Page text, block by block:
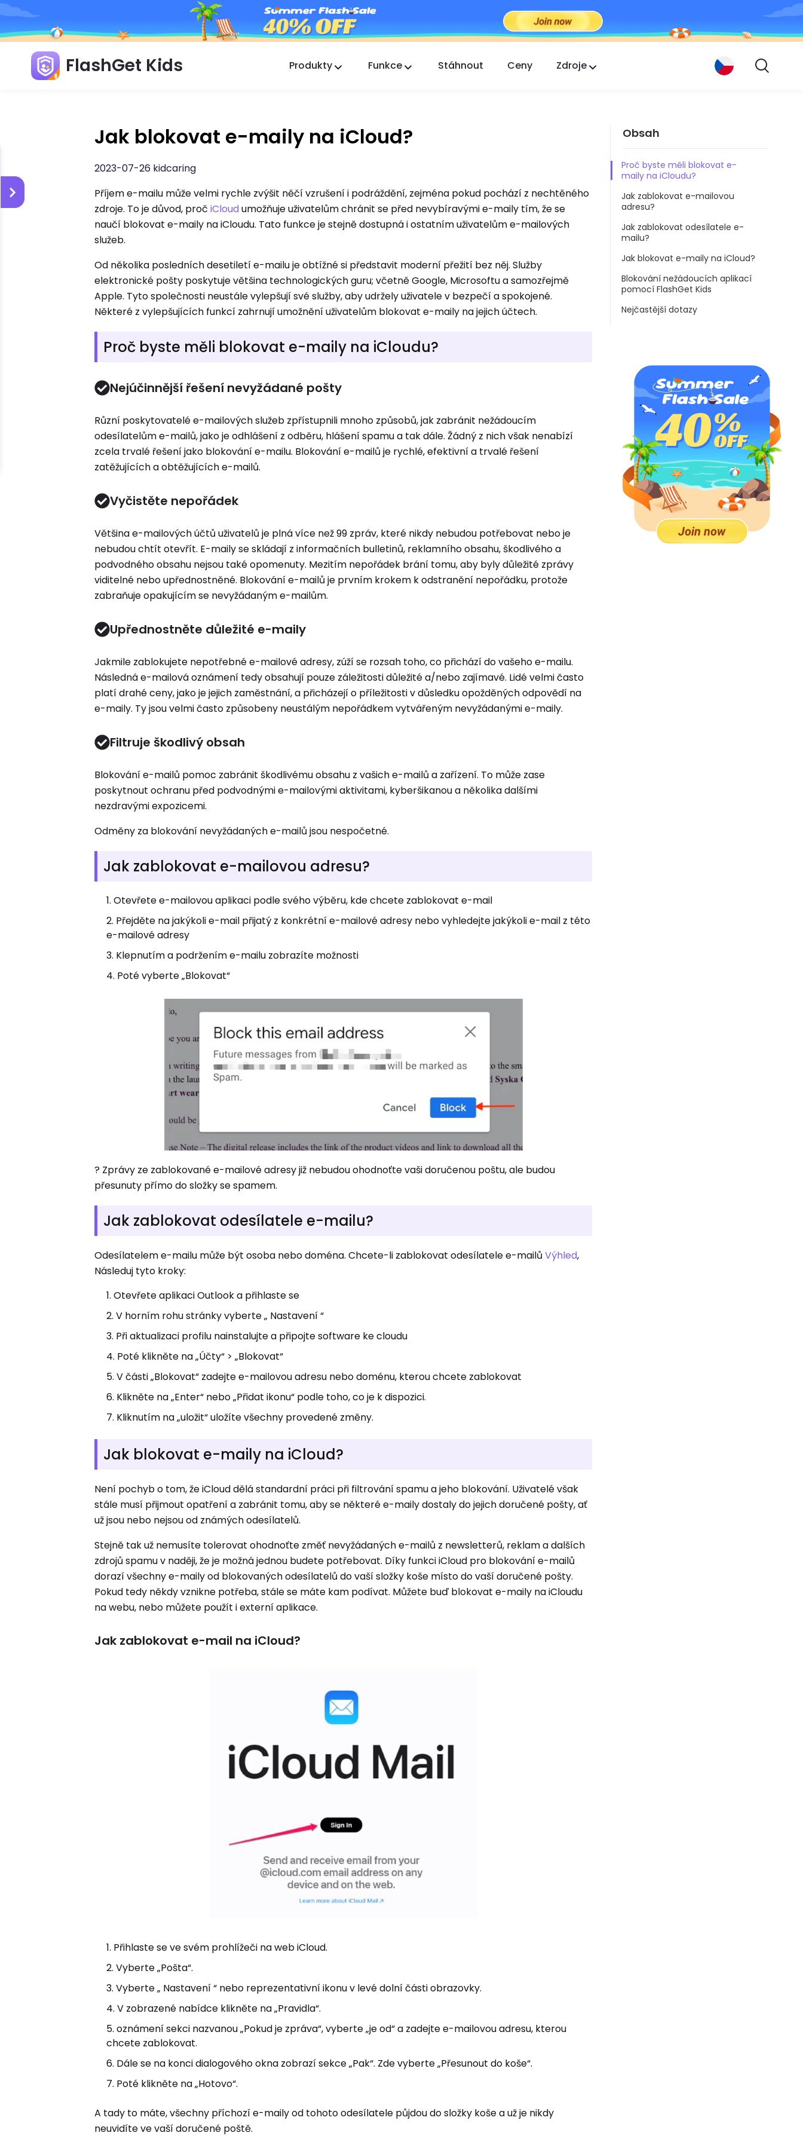
FlashGet Kids Produkty
FlashGet Finder
Funkce Stáhnout Ceny Zdroje
Jak blokovat e-maily na iCloud?
2023-07-26 kidcaring
Příjem e-mailu může velmi rychle zvýšit něčí vzrušení i podráždění, zejména pokud pochází z nechtěného
zdroje. To je důvod, pročiCloudumožňuje uživatelům chránit se před nevybíravými e-maily tím, že se
naučí blokovat e-maily na iCloudu. Tato funkce je stejně dostupná i ostatním uživatelům e-mailových
služeb.
Od několika posledních desetiletí e-mailu je obtížné si představit moderní přežití bez něj. Služby
elektronické pošty poskytuje většina technologických guru; včetně Google, Microsoftu a samozřejmě
Apple. Tyto společnosti neustále vylepšují své služby, aby udržely uživatele v bezpečí a spokojené.
Některé z vylepšujících funkcí zahrnují umožnění uživatelům blokovat e-maily na jejich účtech.
Proč byste měli blokovat e-maily na iCloudu?
Nejúčinnější řešení nevyžádané pošty
Různí poskytovatelé e-mailových služeb zpřístupnili mnoho způsobů, jak zabránit nežádoucím
odesílatelům e-mailů, jako je odhlášení z odběru, hlášení spamu a tak dále. Žádný z nich však nenabízí
zcela trvalé řešení jako blokování e-mailu. Blokování e-mailů je rychlé, efektivní a trvalé řešení
zatěžujících a obtěžujících e-mailů.
Vyčistěte nepořádek
Většina e-mailových účtů uživatelů je plná více než 99 zpráv, které nikdy nebudou potřebovat nebo je
nebudou chtít otevřít. E-maily se skládají z informačních bulletinů, reklamního obsahu, škodlivého a
podvodného obsahu nejsou také opomenuty. Mezitím nepořádek brání tomu, aby byly důležité zprávy
viditelné nebo upřednostněné. Blokování e-mailů je prvním krokem k odstranění nepořádku, protože
zabraňuje opakujícím se nevyžádaným e-mailům.
Upřednostněte důležité e-maily
Jakmile zablokujete nepotřebné e-mailové adresy, zúží se rozsah toho, co přichází do vašeho e-mailu.
Následná e-mailová oznámení tedy obsahují pouze záležitosti důležité a/nebo zajímavé. Lidé velmi často
platí drahé ceny, jako je jejich zaměstnání, a přicházejí o příležitosti v důsledku opožděných odpovědí na
e-maily. Ty jsou velmi často způsobeny neustálým nepořádkem vytvářeným nevyžádanými e-maily.
Filtruje škodlivý obsah
Blokování e-mailů pomoc zabránit škodlivému obsahu z vašich e-mailů a zařízení. To může zase
poskytnout ochranu před podvodnými e-mailovými aktivitami, kyberšikanou a několika dalšími
nezdravými expozicemi.
Odměny za blokování nevyžádaných e-mailů jsou nespočetné.
Jak zablokovat e-mailovou adresu?
Otevřete e-mailovou aplikaci podle svého výběru, kde chcete zablokovat e-mail
Přejděte na jakýkoli e-mail přijatý z konkrétní e-mailové adresy nebo vyhledejte jakýkoli e-mail z této
e-mailové adresy
Klepnutím a podržením e-mailu zobrazíte možnosti
Poté vyberte „Blokovat“
? Zprávy ze zablokované e-mailové adresy již nebudou ohodnoťte vaši doručenou poštu, ale budou
přesunuty přímo do složky se spamem.
Jak zablokovat odesílatele e-mailu?
Odesílatelem e-mailu může být osoba nebo doména. Chcete-li zablokovat odesílatele e-mailůVýhled,
Následuj tyto kroky:
Otevřete aplikaci Outlook a přihlaste se
V horním rohu stránky vyberte „ Nastavení “
Při aktualizaci profilu nainstalujte a připojte software ke cloudu
Poté klikněte na „Účty“ > „Blokovat“
V části „Blokovat“ zadejte e-mailovou adresu nebo doménu, kterou chcete zablokovat
Klikněte na „Enter“ nebo „Přidat ikonu“ podle toho, co je k dispozici.
Kliknutím na „uložit“ uložíte všechny provedené změny.
Jak blokovat e-maily na iCloud?
Není pochyb o tom, že iCloud dělá standardní práci při filtrování spamu a jeho blokování. Uživatelé však
stále musí přijmout opatření a zabránit tomu, aby se některé e-maily dostaly do jejich doručené pošty, ať
už jsou nebo nejsou od známých odesílatelů.
Stejně tak už nemusíte tolerovat ohodnoťte změť nevyžádaných e-mailů z newsletterů, reklam a dalších
zdrojů spamu v naději, že je možná jednou budete potřebovat. Díky funkci iCloud pro blokování e-mailů
dorazí všechny e-maily od blokovaných odesílatelů do vaší složky koše místo do vaší doručené pošty.
Pokud tedy někdy vznikne potřeba, stále se máte kam podívat. Můžete buď blokovat e-maily na iCloudu
na webu, nebo můžete použít i externí aplikace.
Jak zablokovat e-mail na iCloud?
Přihlaste se ve svém prohlížeči na web iCloud.
Vyberte „Pošta“.
Vyberte „ Nastavení “ nebo reprezentativní ikonu v levé dolní části obrazovky.
V zobrazené nabídce klikněte na „Pravidla“.
oznámení sekci nazvanou „Pokud je zpráva“, vyberte „je od“ a zadejte e-mailovou adresu, kterou
chcete zablokovat.
Dále se na konci dialogového okna zobrazí sekce „Pak“. Zde vyberte „Přesunout do koše“.
Poté klikněte na „Hotovo“.
A tady to máte, všechny příchozí e-maily od tohoto odesílatele půjdou do složky koše a už je nikdy
neuvidíte ve vaší doručené poště.
Obsah
Proč byste měli blokovat e-
maily na iCloudu?
Jak zablokovat e-mailovou
adresu?
Jak zablokovat odesílatele e-
mailu?
Jak blokovat e-maily na iCloud?
Blokování nežádoucích aplikací
pomocí FlashGet Kids
Nejčastější dotazy